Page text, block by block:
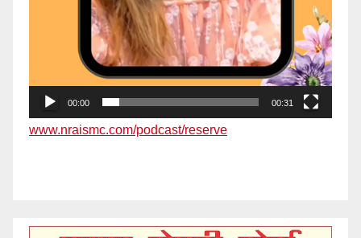
00:00 00:31
www.nraismc.com/podcast/reserve